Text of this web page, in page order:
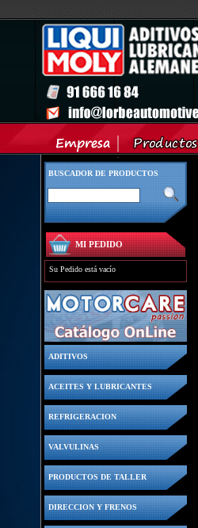
BUSCADOR DE PRODUCTOS
MI PEDIDO
Su Pedido está vacío
ADITIVOS
ACEITES Y LUBRICANTES
REFRIGERACION
VALVULINAS
PRODUCTOS DE TALLER
DIRECCION Y FRENOS